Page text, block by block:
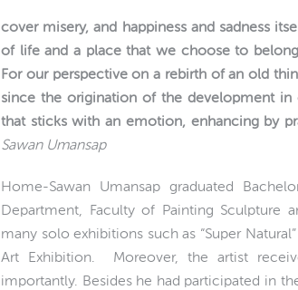
cover misery, and happiness and sadness
of life and a place that we choose to
For our perspective on a rebirth of an old
since the origination of the development
that sticks with an emotion, enhancing by
Sawan Umansap
Home-Sawan Umansap graduated
Department, Faculty of Painting Sculpture
many solo exhibitions such as “Super
Art Exhibition. Moreover, the artist
importantly. Besides he had participated in